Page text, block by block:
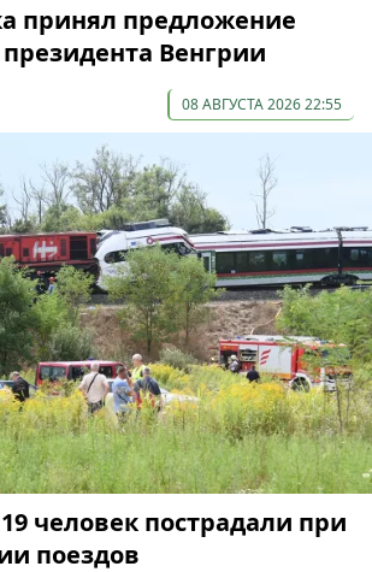
принял предложение
президента Венгрии
08 АВГУСТА 2026 22:55
человек пострадали при
поездов